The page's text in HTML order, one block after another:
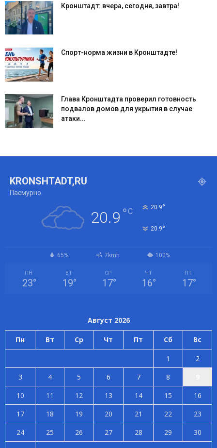
Кронштадт: вчера, сегодня, завтра!
Спорт-норма жизни в Кронштадте!
Глава Кронштадта проверил готовность
подвалов домов для укрытия в случае
атаки...
KRONSHTADT,RU
Пасмурно
20.9 °C 20.9°
20.9°
65% 7kmh 100%
ПН
23°
ВТ
19°
СР
17°
ЧТ
16°
ПТ
17°
Август 2026
Пн Вт Ср Чт Пт Сб Вс
1
2
3
4 5 6 7 8
10
11 12 13 14 15
16
17
18 19 20 21 22
23
24
25 26 27 28 29
30